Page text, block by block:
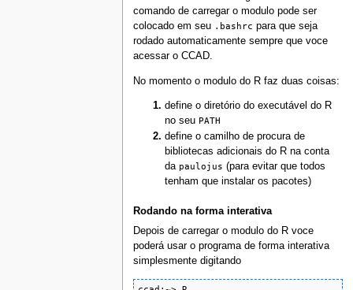
comando de carregar o modulo pode ser
colocado em seu .bashrc para que seja
rodado automaticamente sempre que voce
acessar o CCAD.
No momento o modulo do R faz duas coisas:
define o diretório do executável do R
no seu PATH
define o camilho de procura de
bibliotecas adicionais do R na conta
da paulojus (para evitar que todos
tenham que instalar os pacotes)
Rodando na forma interativa
Depois de carregar o modulo do R voce
poderá usar o programa de forma interativa
simplesmente digitando